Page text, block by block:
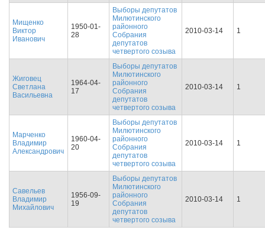
Мищенко
Виктор
Иванович
1950-01-
28
Выборы депутатов
Милютинского
районного
Собрания
депутатов
четвертого созыва
2010-03-14 1
Жиговец
Светлана
Васильевна
1964-04-
17
Выборы депутатов
Милютинского
районного
Собрания
депутатов
четвертого созыва
2010-03-14 1
Марченко
Владимир
Александрович
1960-04-
20
Выборы депутатов
Милютинского
районного
Собрания
депутатов
четвертого созыва
2010-03-14 1
Савельев
Владимир
Михайлович
1956-09-
19
Выборы депутатов
Милютинского
районного
Собрания
депутатов
четвертого созыва
2010-03-14 1